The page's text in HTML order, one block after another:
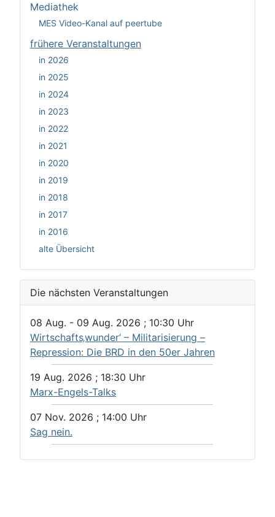
Mediathek
MES Video-Kanal auf peertube
frühere Veranstaltungen
in 2026
in 2025
in 2024
in 2023
in 2022
in 2021
in 2020
in 2019
in 2018
in 2017
in 2016
alte Übersicht
Die nächsten Veranstaltungen
08 Aug. - 09 Aug. 2026 ; 10:30 Uhr
Wirtschafts‚wunder‘ – Militarisierung –
Repression: Die BRD in den 50er Jahren
19 Aug. 2026 ; 18:30 Uhr
Marx-Engels-Talks
07 Nov. 2026 ; 14:00 Uhr
Sag nein.